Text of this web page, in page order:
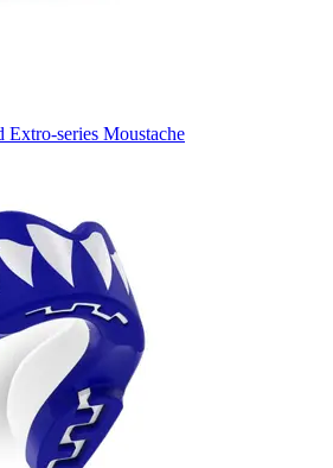
Extro-series Moustache